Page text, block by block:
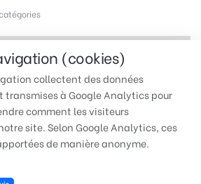
(cookies)
collectent des données
à Google Analytics pour
comment les visiteurs
site. Selon Google Analytics, ces
de manière anonyme.
| Pour faire